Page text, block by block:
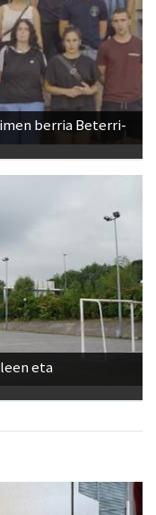
berria Beterri-
eta